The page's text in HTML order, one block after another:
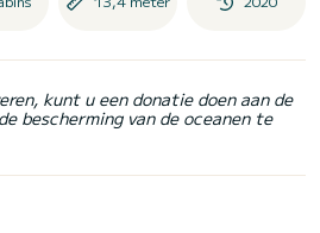
kunt u een donatie doen aan de
bescherming van de oceanen te